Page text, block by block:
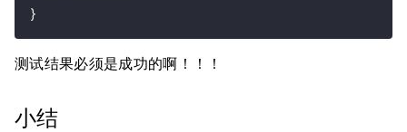
测试结果必须是成功的啊！！！
小结